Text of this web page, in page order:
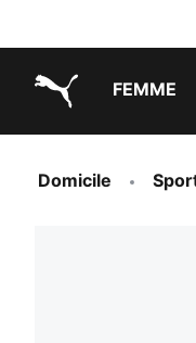
FEMME
Domicile